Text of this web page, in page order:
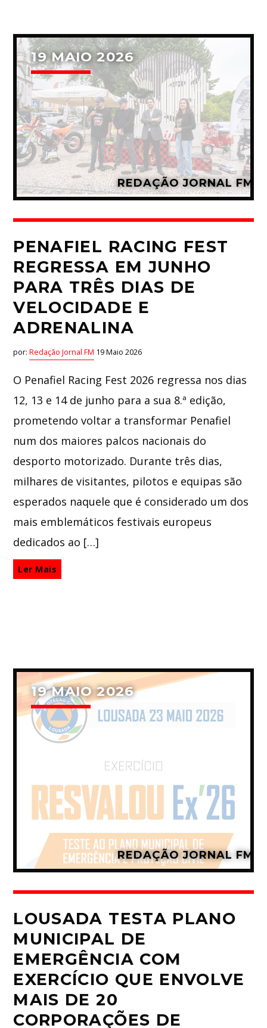
19 MAIO 2026
REDAÇÃO JORNAL FM
PENAFIEL RACING FEST
REGRESSA EM JUNHO
PARA TRÊS DIAS DE
VELOCIDADE E
ADRENALINA
por:Redação Jornal FM 19 Maio 2026
O Penafiel Racing Fest 2026 regressa nos dias
12, 13 e 14 de junho para a sua 8.ª edição,
prometendo voltar a transformar Penafiel
num dos maiores palcos nacionais do
desporto motorizado. Durante três dias,
milhares de visitantes, pilotos e equipas são
esperados naquele que é considerado um dos
mais emblemáticos festivais europeus
dedicados ao […]
Ler Mais
19 MAIO 2026
REDAÇÃO JORNAL FM
LOUSADA TESTA PLANO
MUNICIPAL DE
EMERGÊNCIA COM
EXERCÍCIO QUE ENVOLVE
MAIS DE 20
CORPORAÇÕES DE